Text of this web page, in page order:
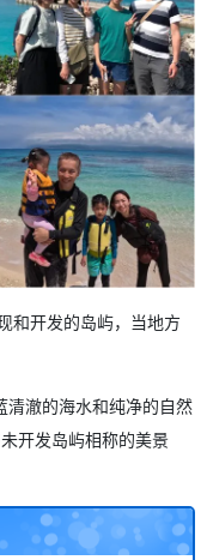
和开发的岛屿，当地方
清澈的海水和纯净的自然
开发岛屿相称的美景